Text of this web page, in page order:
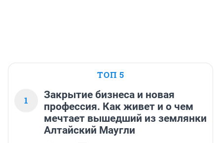
ТОП 5
1
Закрытие бизнеса и новая
профессия. Как живет и о чем
мечтает вышедший из землянки
Алтайский Маугли